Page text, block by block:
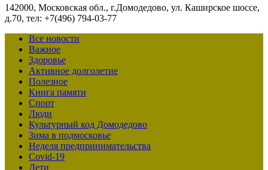
142000, Московская обл., г.Домодедово, ул. Каширское шоссе,
д.70, тел: +7(496) 794-03-77
Все новости
Важное
Здоровье
Активное долголетие
Полезное
Книга памяти
Спорт
Люди
Культурный код Домодедово
Зима в подмосковье
Неделя предпринимательства
Covid-19
Дети